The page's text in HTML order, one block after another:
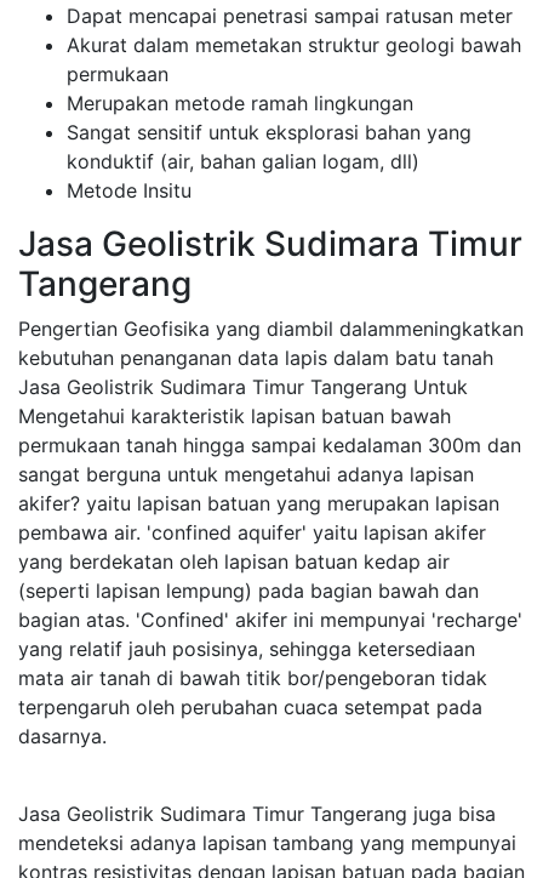
Dapat mencapai penetrasi sampai ratusan meter
Akurat dalam memetakan struktur geologi bawah
permukaan
Merupakan metode ramah lingkungan
Sangat sensitif untuk eksplorasi bahan yang
konduktif (air, bahan galian logam, dll)
Metode Insitu
Jasa Geolistrik Sudimara Timur
Tangerang
Pengertian Geofisika yang diambil dalammeningkatkan
kebutuhan penanganan data lapis dalam batu tanah
Jasa Geolistrik Sudimara Timur Tangerang Untuk
Mengetahui karakteristik lapisan batuan bawah
permukaan tanah hingga sampai kedalaman 300m dan
sangat berguna untuk mengetahui adanya lapisan
akifer? yaitu lapisan batuan yang merupakan lapisan
pembawa air. 'confined aquifer' yaitu lapisan akifer
yang berdekatan oleh lapisan batuan kedap air
(seperti lapisan lempung) pada bagian bawah dan
bagian atas. 'Confined' akifer ini mempunyai 'recharge'
yang relatif jauh posisinya, sehingga ketersediaan
mata air tanah di bawah titik bor/pengeboran tidak
terpengaruh oleh perubahan cuaca setempat pada
dasarnya.
Jasa Geolistrik Sudimara Timur Tangerang juga bisa
mendeteksi adanya lapisan tambang yang mempunyai
kontras resistivitas dengan lapisan batuan pada bagian